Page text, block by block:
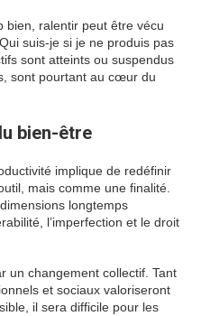
bien, ralentir peut être vécu
suis-je si je ne produis pas
sont atteints ou suspendus
sont pourtant au cœur du
bien-être
implique de redéfinir
mais comme une finalité.
longtemps
l’imperfection et le droit
un changement collectif. Tant
et sociaux valoriseront
il sera difficile pour les